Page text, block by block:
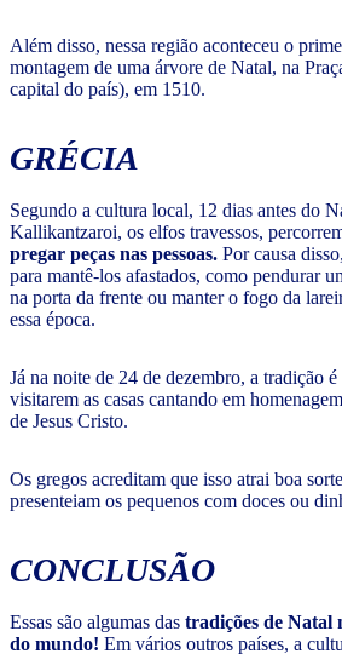
Além disso, nessa região aconteceu o
montagem de uma árvore de Natal, na
capital do país), em 1510.
GRÉCIA
Segundo a cultura local, 12 dias antes do
Kallikantzaroi, os elfos travessos,
pregar peças nas pessoas. Por causa
para mantê-los afastados, como pendurar
na porta da frente ou manter o fogo da
essa época.
Já na noite de 24 de dezembro, a tradição é
visitarem as casas cantando em
de Jesus Cristo.
Os gregos acreditam que isso atrai boa
presenteiam os pequenos com doces ou
CONCLUSÃO
Essas são algumas das tradições de Natal
do mundo! Em vários outros países, a